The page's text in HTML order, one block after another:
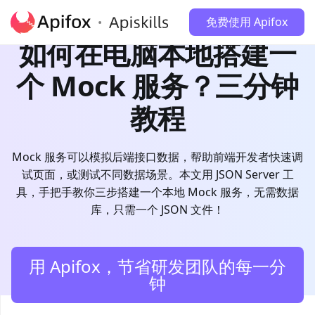
免费使用 Apifox
如何在电脑本地搭建一
个 Mock 服务？三分钟
教程
Mock 服务可以模拟后端接口数据，帮助前端开发者快速调
试页面，或测试不同数据场景。本文用 JSON Server 工
具，手把手教你三步搭建一个本地 Mock 服务，无需数据
库，只需一个 JSON 文件！
用 Apifox，节省研发团队的每一分
钟